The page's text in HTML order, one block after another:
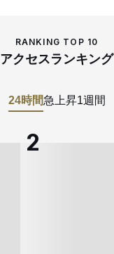
RANKING TOP 10
アクセスランキング
24時間急上昇1週間